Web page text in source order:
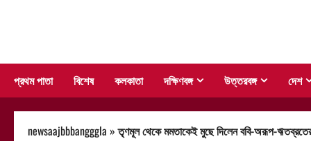
প্রথম পাতা বিশেষ কলকাতা দক্ষিণবঙ্গ উত্তরবঙ্গ দেশ
newsaajbbbangggla »তৃণমূল থেকে মমতাকেই মুছে দিলেন ববি-অরূপ-